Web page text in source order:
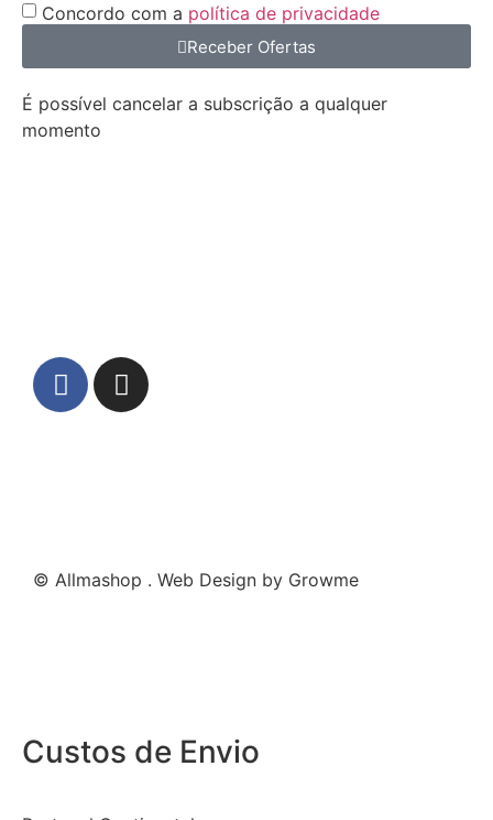
Concordo com a política de privacidade
Receber Ofertas
É possível cancelar a subscrição a qualquer
momento
© Allmashop . Web Design by Growme
Custos de Envio